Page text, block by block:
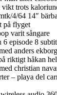
trots
4/64 14″
på flyget
varit sångare
6 episode 8
anders ekborg
riktigt håkan
christian
– playa del